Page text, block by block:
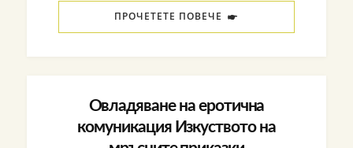
ПРОЧЕТЕТЕ ПОВЕЧЕ
Овладяване на еротична
комуникация Изкуството на